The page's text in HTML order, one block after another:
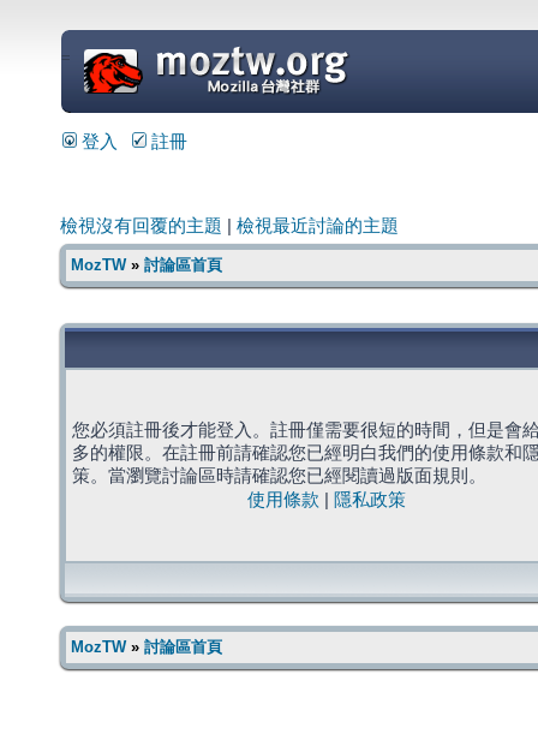
=
登入 註冊
檢視沒有回覆的主題 檢視最近討論的主題
MozTW» 討論區首頁
您必須註冊後才能登入。註冊僅需要很短的時間，但是會
多的權限。在註冊前請確認您已經明白我們的使用條款和
策。當瀏覽討論區時請確認您已經閱讀過版面規則。
使用條款
隱私政策
MozTW» 討論區首頁